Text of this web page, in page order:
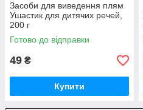
Засоби для виведення плям
Ушастик для дитячих речей,
200 г
Готово до відправки
49 ₴
Купити